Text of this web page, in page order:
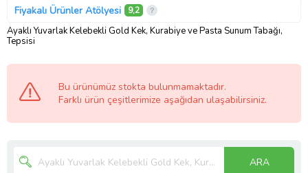
Fiyakalı Ürünler Atölyesi 9,2
Ayaklı Yuvarlak Kelebekli Gold Kek, Kurabiye ve Pasta Sunum Tabağı,
Tepsisi
Bu ürünümüz stokta bulunmamaktadır.
Farklı ürün çeşitlerimize aşağıdan ulaşabilirsiniz.
ARA